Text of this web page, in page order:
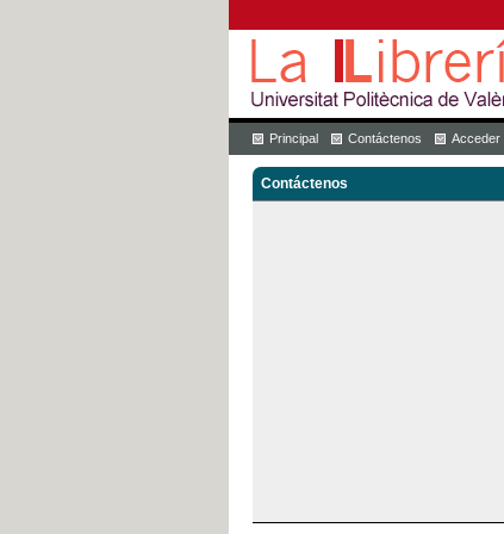
Principal Contáctenos Acceder
Contáctenos